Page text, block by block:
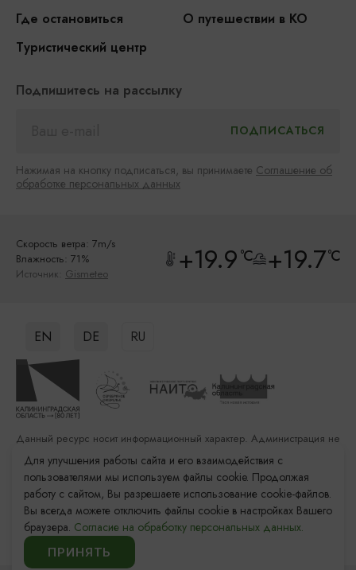
Где остановиться
О путешествии в КО
Туристический центр
Подпишитесь на рассылку
Нажимая на кнопку подписаться, вы принимаете Соглашение об
обработке персональных данных
Скорость ветра: 7m/s
Влажность: 71%
Источник: Gismeteo +19.9°C +19.7°C
EN DE RU
© 2011–2026 «Туристский информационный центр
Калининградской области»
Данный ресурс носит информационный характер. Администрация не
несет ответственности за качество услуг, предоставленных
сторонними организациями
Разработка сайта: «Решение»
Продвижение сайта: Remarka Agency
Для улучшения работы сайта и его взаимодействия с
пользователями мы используем файлы cookie. Продолжая
работу с сайтом, Вы разрешаете использование cookie-файлов.
Вы всегда можете отключить файлы cookie в настройках Вашего
браузера. Согласие на обработку персональных данных.
ПРИНЯТЬ